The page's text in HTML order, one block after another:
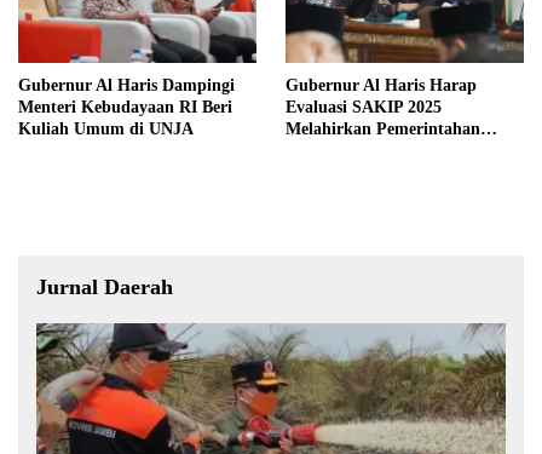
Gubernur Al Haris Dampingi
Menteri Kebudayaan RI Beri
Kuliah Umum di UNJA
Gubernur Al Haris Harap
Evaluasi SAKIP 2025
Melahirkan Pemerintahan
Jurnal Daerah